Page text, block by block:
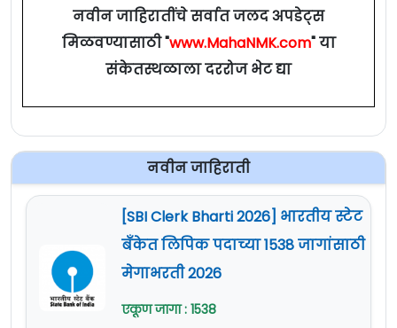
नवीन जाहिरातींचे सर्वात जलद अपडेट्स
मिळवण्यासाठी "www.MahaNMK.com" या
संकेतस्थळाला दररोज भेट द्या
नवीन जाहिराती
[SBI Clerk Bharti 2026] भारतीय स्टेट
बँकेत लिपिक पदाच्या 1538 जागांसाठी
मेगाभरती 2026
एकूण जागा : 1538